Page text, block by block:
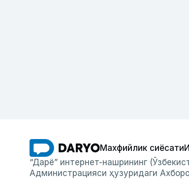
Махфийлик сиёсати
“Дарё” интернет-нашрининг
Администрацияси ҳузуридаги